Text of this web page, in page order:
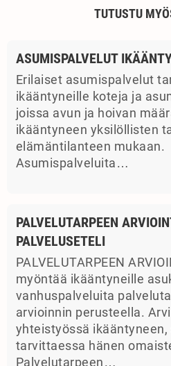
TUTUSTU
ASUMISPALVELUT
Erilaiset asumispalvelut
ikääntyneille koteja ja
joissa avun ja hoivan
ikääntyneen yksilöllisten
elämäntilanteen mukaan.
Asumispalveluita…
PALVELUTARPEEN
PALVELUSETELI
PALVELUTARPEEN
myöntää ikääntyneille
vanhuspalveluita
arvioinnin perusteella.
yhteistyössä ikääntyneen,
tarvittaessa hänen
Palvelutarpeen…